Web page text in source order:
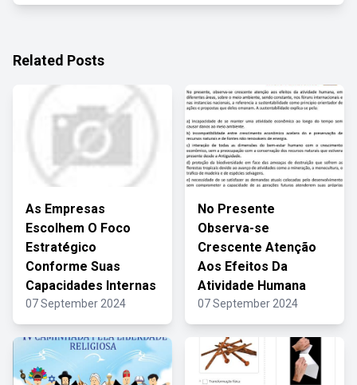
Related Posts
As Empresas
Escolhem O Foco
Estratégico
Conforme Suas
Capacidades Internas
07 September 2024
No Presente
Observa-se
Crescente Atenção
Aos Efeitos Da
Atividade Humana
07 September 2024